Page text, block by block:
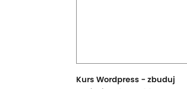
Kurs Wordpress - zbuduj